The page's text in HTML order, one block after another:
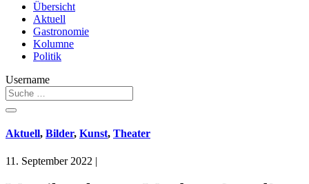
Übersicht
Aktuell
Gastronomie
Kolumne
Politik
Username
Aktuell, Bilder, Kunst, Theater
11. September 2022 |